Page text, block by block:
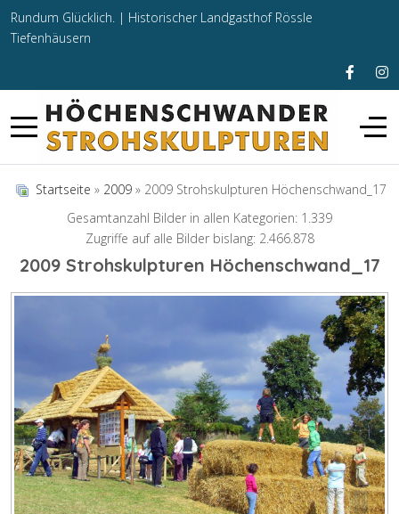
Rundum Glücklich. | Historischer Landgasthof Rössle
Tiefenhäusern
Startseite » 2009 » 2009 Strohskulpturen Höchenschwand_17
Gesamtanzahl Bilder in allen Kategorien: 1.339
Zugriffe auf alle Bilder bislang: 2.466.878
2009 Strohskulpturen Höchenschwand_17